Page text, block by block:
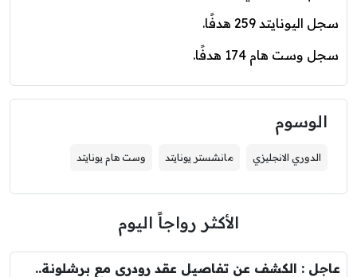
سجل اليونايتد 259 هدفًا.
سجل وست هام 174 هدفًا.
الوسوم
الدوري الانجليزي مانشستر يونايتد وست هام يونايتد
الأكثر رواجاً اليوم
عاجل : الكشف عن تفاصيل عقد رودري مع برشلونة..